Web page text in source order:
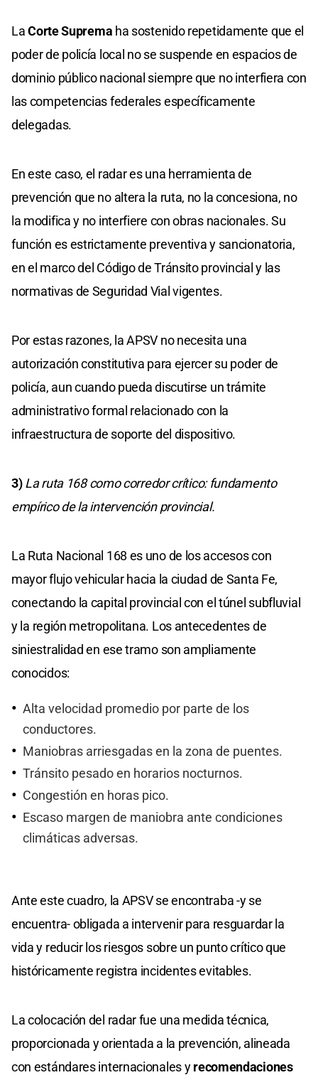
LaCorte Suprema ha sostenido repetidamente que el
poder de policía local no se suspende en espacios de
dominio público nacional siempre que no interfiera con
las competencias federales específicamente
delegadas.
En este caso, el radar es una herramienta de
prevención que no altera la ruta, no la concesiona, no
la modifica y no interfiere con obras nacionales. Su
función es estrictamente preventiva y sancionatoria,
en el marco del Código de Tránsito provincial y las
normativas de Seguridad Vial vigentes.
Por estas razones, la APSV no necesita una
autorización constitutiva para ejercer su poder de
policía, aun cuando pueda discutirse un trámite
administrativo formal relacionado con la
infraestructura de soporte del dispositivo.
3) La ruta 168 como corredor crítico: fundamento
empírico de la intervención provincial.
La Ruta Nacional 168 es uno de los accesos con
mayor flujo vehicular hacia la ciudad de Santa Fe,
conectando la capital provincial con el túnel subfluvial
y la región metropolitana. Los antecedentes de
siniestralidad en ese tramo son ampliamente
conocidos:
Alta velocidad promedio por parte de los
conductores.
Maniobras arriesgadas en la zona de puentes.
Tránsito pesado en horarios nocturnos.
Congestión en horas pico.
Escaso margen de maniobra ante condiciones
climáticas adversas.
Ante este cuadro, la APSV se encontraba -y se
encuentra- obligada a intervenir para resguardar la
vida y reducir los riesgos sobre un punto crítico que
históricamente registra incidentes evitables.
La colocación del radar fue una medida técnica,
proporcionada y orientada a la prevención, alineada
con estándares internacionales yrecomendaciones